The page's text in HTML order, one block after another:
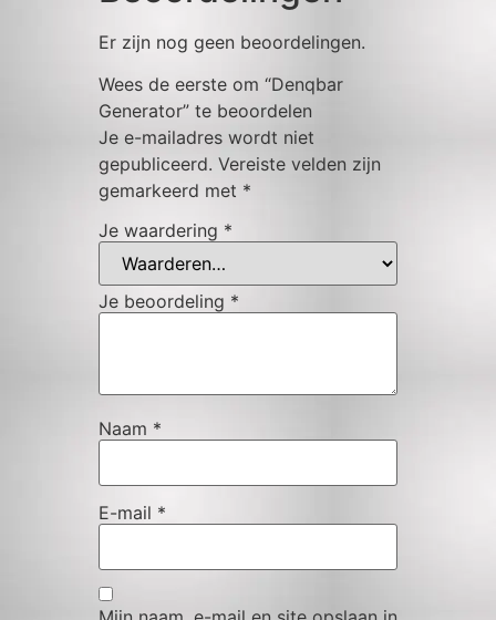
Er zijn nog geen beoordelingen.
Wees de eerste om “Denqbar
Generator” te beoordelen
Je e-mailadres wordt niet
gepubliceerd. Vereiste velden zijn
gemarkeerd met *
Je waardering *
Je beoordeling *
Naam *
E-mail *